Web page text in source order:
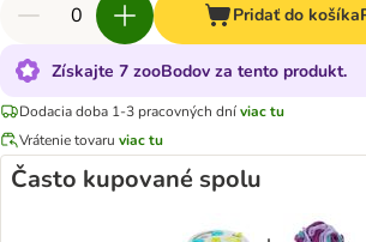
Pridať do košíka
Získajte 7 zooBodov za tento produkt.
Dodacia doba 1-3 pracovných dníviac tu
Vrátenie tovaru viac tu
Často kupované spolu